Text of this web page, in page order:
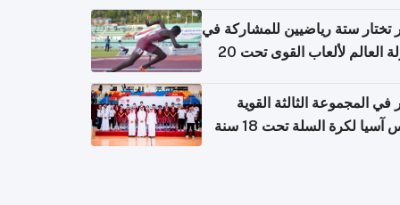
تختار ستة رياضيين للمشاركة في
بطولة العالم لألعاب القوى تحت 20
المجموعة الثالثة القوية
آسيا لكرة السلة تحت 18 سنة